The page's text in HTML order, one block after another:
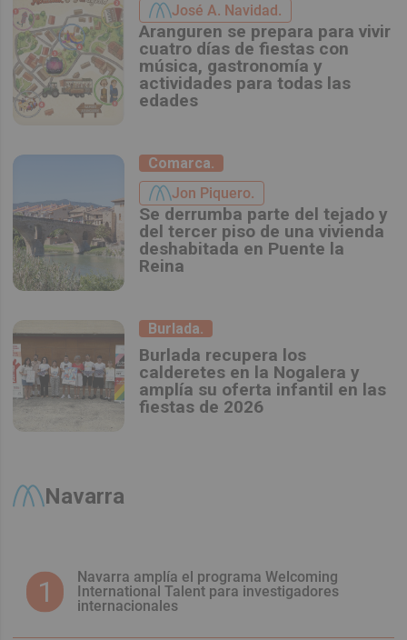
José A. Navidad.
Aranguren se prepara para vivir
cuatro días de fiestas con
música, gastronomía y
actividades para todas las
edades
Comarca.
Jon Piquero.
Se derrumba parte del tejado y
del tercer piso de una vivienda
deshabitada en Puente la
Reina
Burlada.
Burlada recupera los
calderetes en la Nogalera y
amplía su oferta infantil en las
fiestas de 2026
Navarra
Navarra amplía el programa Welcoming
International Talent para investigadores
internacionales